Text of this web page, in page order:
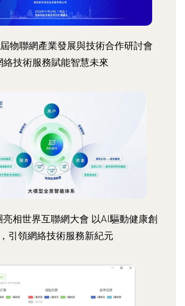
物聯網產業發展與技術合作研討會
絡技術服務賦能智慧未來
相世界互聯網大會 以AI驅動健康創
引領網絡技術服務新紀元